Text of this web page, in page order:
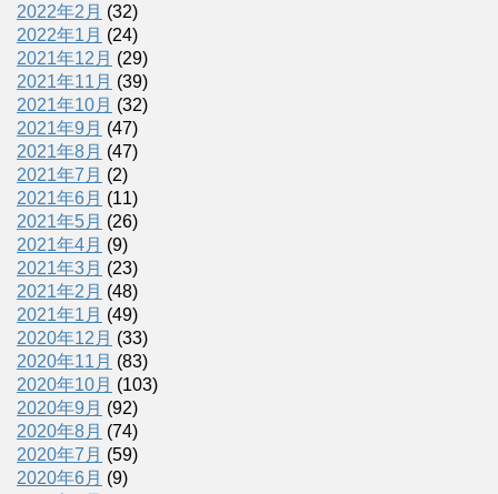
2022年2月 (32)
2022年1月 (24)
2021年12月 (29)
2021年11月 (39)
2021年10月 (32)
2021年9月 (47)
2021年8月 (47)
2021年7月 (2)
2021年6月 (11)
2021年5月 (26)
2021年4月 (9)
2021年3月 (23)
2021年2月 (48)
2021年1月 (49)
2020年12月 (33)
2020年11月 (83)
2020年10月 (103)
2020年9月 (92)
2020年8月 (74)
2020年7月 (59)
2020年6月 (9)